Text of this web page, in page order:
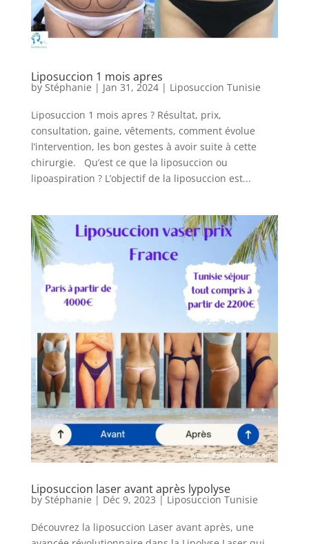
Obésité
Nos
chirurgiens
FAQ
Services
Nos
cliniques
articles
Après
Devis
Gratuit
Liposuccion 1 mois apres
by Stéphanie | Jan 31, 2024| Liposuccion Tunisie
Liposuccion 1 mois apres ? Résultat, prix,
consultation, gaine, vêtements, comment évolue
l’intervention, les bon gestes à avoir suite à cette
chirurgie. Qu’est ce que la liposuccion ou
lipoaspiration ? L’objectif de la liposuccion est...
Liposuccion laser avant après lypolyse
by Stéphanie | Déc 9, 2023 | Liposuccion Tunisie
Découvrez la liposuccion Laser avant après, une